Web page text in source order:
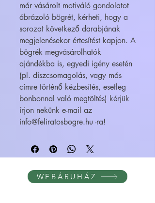
már vásárolt motiváló gondolatot
ábrázoló bögrét, kérheti, hogy a
sorozat következő darabjának
megjelenésekor értesítést kapjon. A
bögrék megvásárolhatók
ajándékba is, egyedi igény esetén
(pl. díszcsomagolás, vagy más
címre történő kézbesítés, esetleg
bonbonnal való megtöltés) kérjük
írjon nekünk e-mail az
info@feliratosbogre.hu -ra!
WEBÁRUHÁZ